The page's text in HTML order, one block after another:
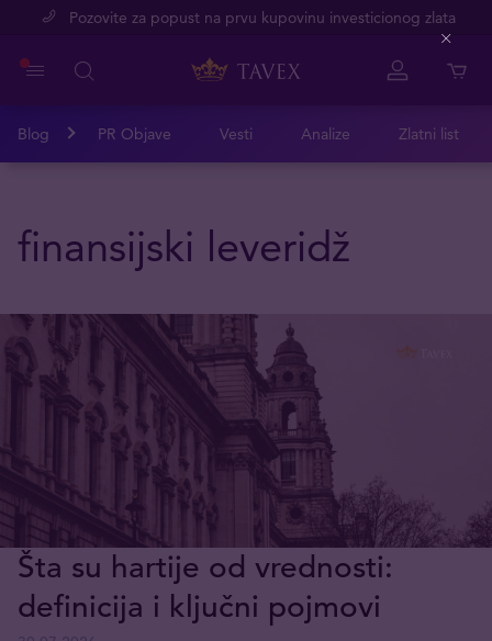
Pozovite za popust na prvu kupovinu investicionog zlata
Blog PR Objave Vesti Analize Zlatni list
finansijski leveridž
Šta su hartije od vrednosti:
definicija i ključni pojmovi
Close